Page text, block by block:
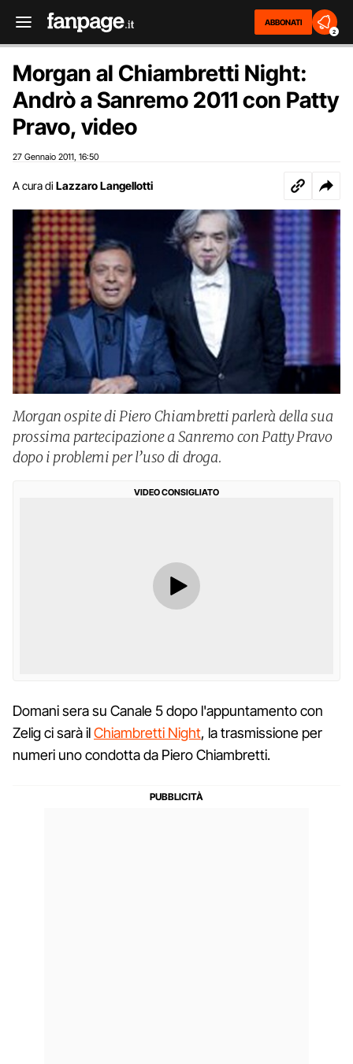
ABBONATI
2
Morgan al Chiambretti Night:
Andrò a Sanremo 2011 con Patty
Pravo, video
27 Gennaio 2011 16:50
A cura di Lazzaro Langellotti
Morgan ospite di Piero Chiambretti parlerà della sua
prossima partecipazione a Sanremo con Patty Pravo
dopo i problemi per l’uso di droga.
VIDEO CONSIGLIATO
Domani sera su Canale 5 dopo l'appuntamento con
Zelig ci sarà ilChiambretti Night, la trasmissione per
numeri uno condotta da Piero Chiambretti.